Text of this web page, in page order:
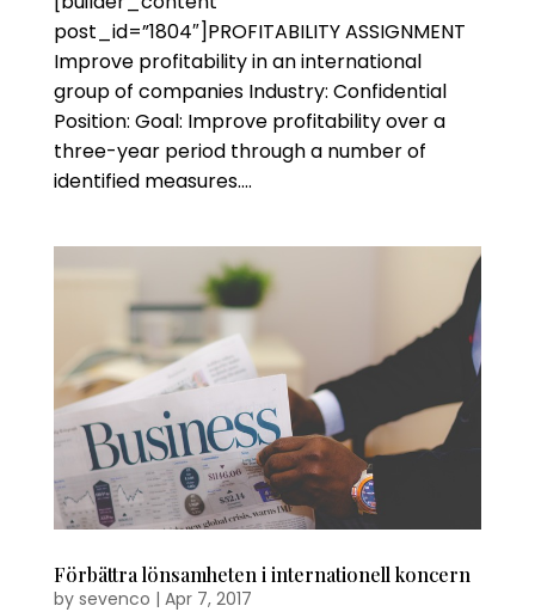
post_id=”1804″]PROFITABILITY ASSIGNMENT
Improve profitability in an international
group of companies Industry: Confidential
Position: Goal: Improve profitability over a
three-year period through a number of
identified measures....
Förbättra lönsamheten i internationell koncern
by sevenco | Apr 7, 2017